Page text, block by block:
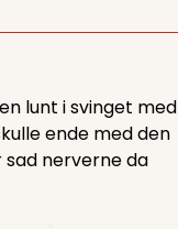
lunt i svinget med
ende med den
nerverne da